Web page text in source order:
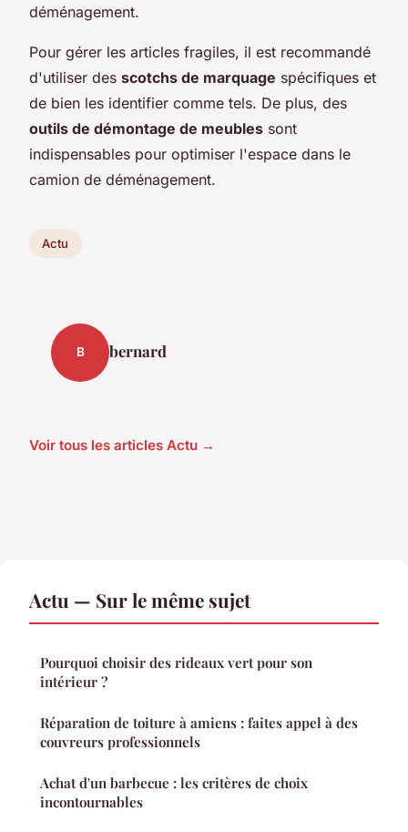
déménagement.
Pour gérer les articles fragiles, il est recommandé
d'utiliser des scotchs de marquage spécifiques et
de bien les identifier comme tels. De plus, des
outils de démontage de meubles sont
indispensables pour optimiser l'espace dans le
camion de déménagement.
Actu
B bernard
Voir tous les articles Actu →
Actu — Sur le même sujet
Pourquoi choisir des rideaux vert pour son
intérieur ?
Réparation de toiture à amiens : faites appel à des
couvreurs professionnels
Achat d'un barbecue : les critères de choix
incontournables